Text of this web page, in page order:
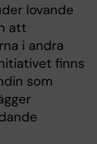
lovande
att
i andra
finns
som